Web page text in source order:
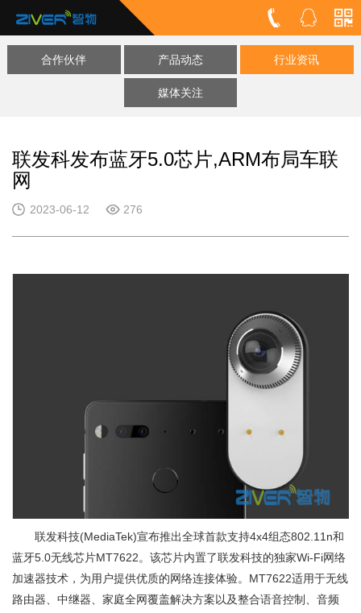
合作伙伴 产品动态 行业资讯
媒体关注
联发科发布蓝牙5.0芯片,ARM布局车联
网
2023-06-12 276
联发科技(MediaTek)宣布推出全球首款支持4x4组态802.11n和
蓝牙5.0无线芯片MT7622。该芯片内置了联发科技的独家Wi-Fi网络
加速器技术，为用户提供优质的网络连接体验。MT7622适用于无线
路由器、中继器、家庭全网覆盖解决方案以及整合语音控制、音频